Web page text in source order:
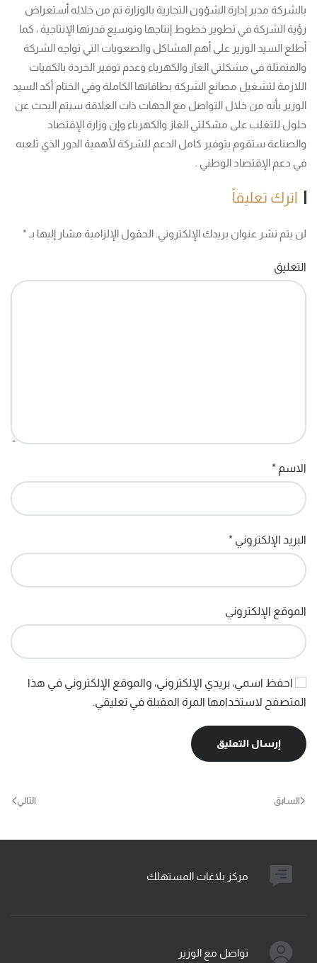
بالشركة مدير إدارة الشؤون التجارية بالوزارة تم من خلاله أستعراض
رؤية الشركة في تطوير خطوط إنتاجها وتوسيع قدرتها الإنتاجية ، كما
أطلع السيد الوزير على أهم المشاكل والصعوبات التي تواجه الشركة
والمتمثلة في مشكلتي الغاز والكهرباء وعدم توفير الخردة بالكميات
اللازمة لتشغيل مصانع الشركة بطاقاتها الكاملة وفي الختام أكد السيد
الوزير بأنه من خلال التواصل مع الجهات ذات العلاقة سيتم البحث عن
حلول للتغلب على مشكلتي الغاز والكهرباء وإن وزارة الإقتصاد
والصناعة ستقوم بتوفير كامل الدعم للشركة لأهمية الدور الذي تلعبه
في دعم الإقتصاد الوطني .
اترك تعليقاً
لن يتم نشر عنوان بريدك الإلكتروني. الحقول الإلزامية مشار إليها بـ *
التعليق
الاسم *
البريد الإلكتروني *
الموقع الإلكتروني
احفظ اسمي، بريدي الإلكتروني، والموقع الإلكتروني في هذا
المتصفح لاستخدامها المرة المقبلة في تعليقي.
إرسال التعليق
السابق التالي
مركز بلاغات المستهلك
تواصل مع الوزير